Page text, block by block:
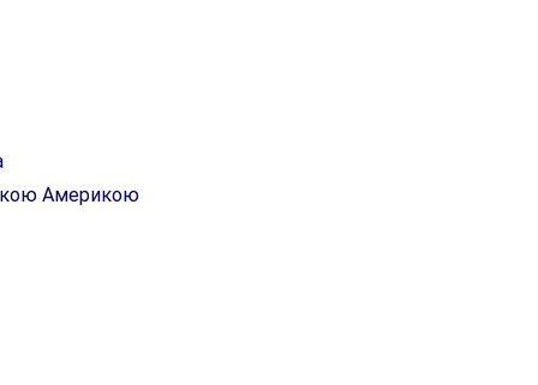
Америкою